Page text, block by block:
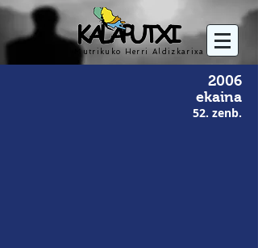
Mutrikuko Herri Aldizkarixa
2006
ekaina
52. zenb.